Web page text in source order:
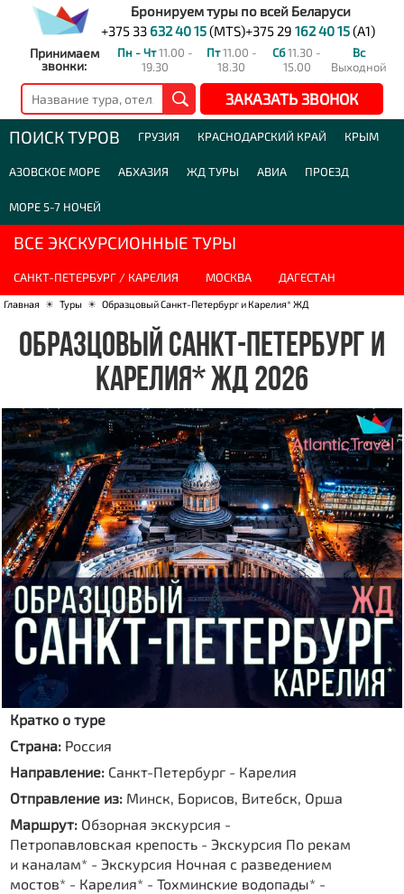
Бронируем туры по всей Беларуси
+375 33 632 40 15(MTS)+375 29 162 40 15(A1)
Принимаем
звонки:
Пн - Чт11.00 -
19.30
Пт11.00 -
18.30
Сб11.30 -
15.00
Вс
Выходной
ЗАКАЗАТЬ ЗВОНОК
ПОИСК ТУРОВ ГРУЗИЯ КРАСНОДАРСКИЙ КРАЙ КРЫМ
АЗОВСКОЕ МОРЕ АБХАЗИЯ ЖД ТУРЫ АВИА ПРОЕЗД
МОРЕ 5-7 НОЧЕЙ
ВСЕ ЭКСКУРСИОННЫЕ ТУРЫ
САНКТ-ПЕТЕРБУРГ / КАРЕЛИЯ МОСКВА ДАГЕСТАН
Главная ☀ Туры ☀ Образцовый Санкт-Петербург и Карелия* ЖД
ОБРАЗЦОВЫЙ САНКТ-ПЕТЕРБУРГ И
КАРЕЛИЯ* ЖД 2026
Кратко о туре
Страна: Россия
Направление: Санкт-Петербург - Карелия
Отправление из: Минск, Борисов, Витебск, Орша
Маршрут: Обзорная экскурсия -
Петропавловская крепость - Экскурсия По рекам
и каналам* - Экскурсия Ночная с разведением
мостов* - Карелия* - Тохминские водопады* -